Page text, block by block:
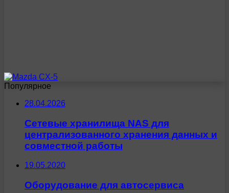
Популярное
28.04.2026
Сетевые хранилища NAS для
централизованного хранения данных и
совместной работы
19.05.2020
Оборудование для автосервиса